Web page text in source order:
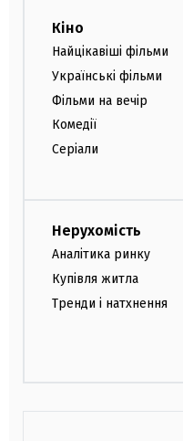
Кіно
Найцікавіші фільми
Українські фільми
Фільми на вечір
Комедії
Серіали
Нерухомість
Аналітика ринку
Купівля житла
Тренди і натхнення